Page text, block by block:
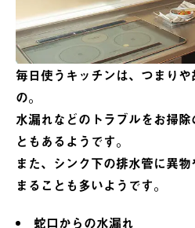
毎日使うキッチンは、つまり
の。
水漏れなどのトラブルをお掃
ともあるようです。
また、シンク下の排水管に異
まることも多いようです。
蛇口からの水漏れ